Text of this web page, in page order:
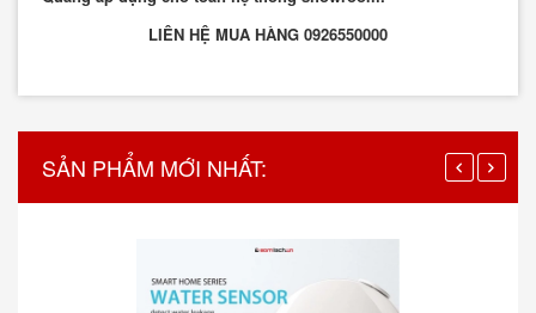
LIÊN HỆ MUA HÀNG 0926550000
SẢN PHẨM MỚI NHẤT: